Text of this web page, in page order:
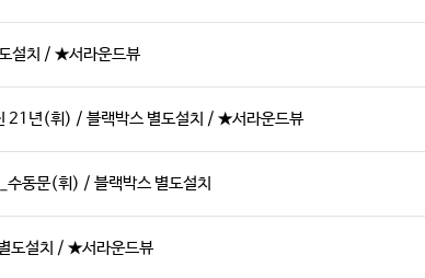
설치 / ★서라운드뷰
21년(휘) / 블랙박스 별도설치 / ★서라운드뷰
수동문(휘) / 블랙박스 별도설치
도설치 / ★서라운드뷰